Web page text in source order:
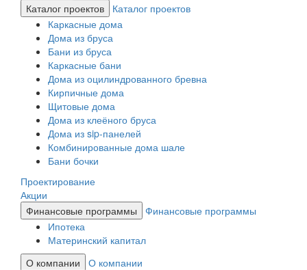
Каталог проектов
Каталог проектов
Каркасные дома
Дома из бруса
Бани из бруса
Каркасные бани
Дома из оцилиндрованного бревна
Кирпичные дома
Щитовые дома
Дома из клеёного бруса
Дома из sip-панелей
Комбинированные дома шале
Бани бочки
Проектирование
Акции
Финансовые программы
Финансовые программы
Ипотека
Материнский капитал
О компании
О компании